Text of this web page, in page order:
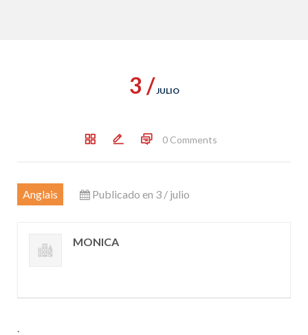
3 /JULIO
0 Comments
Anglais Publicado en 3 / julio
MONICA
.